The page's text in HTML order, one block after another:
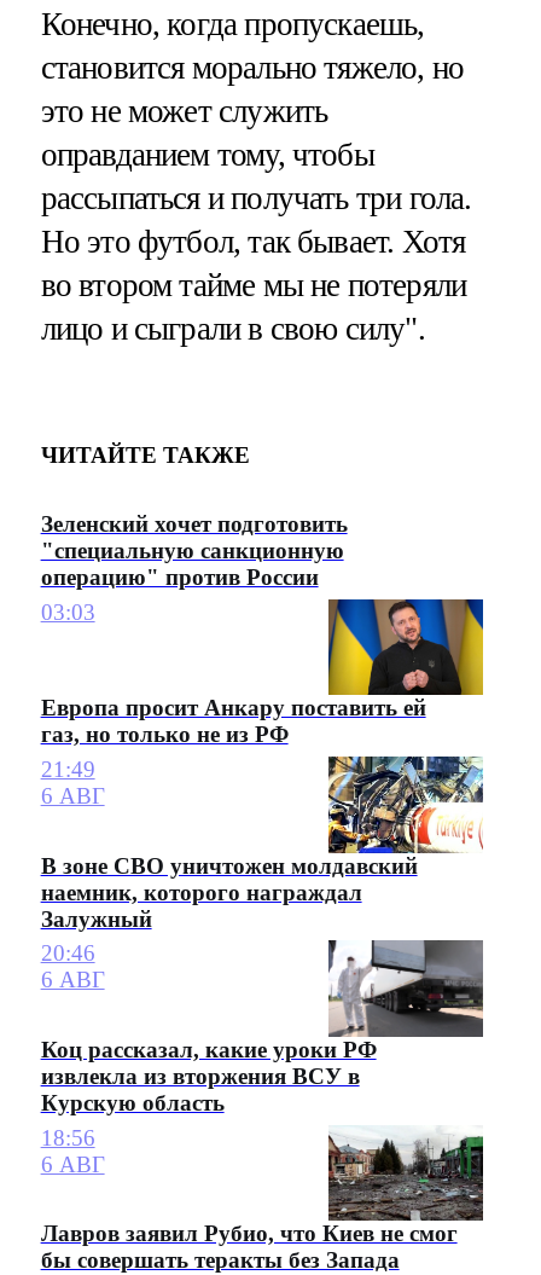
Конечно, когда пропускаешь,
становится морально тяжело, но
это не может служить
оправданием тому, чтобы
рассыпаться и получать три гола.
Но это футбол, так бывает. Хотя
во втором тайме мы не потеряли
лицо и сыграли в свою силу".
ЧИТАЙТЕ ТАКЖЕ
Зеленский хочет подготовить
"специальную санкционную
операцию" против России
03:03
Европа просит Анкару поставить ей
газ, но только не из РФ
21:49
6 АВГ
В зоне СВО уничтожен молдавский
наемник, которого награждал
Залужный
20:46
6 АВГ
Коц рассказал, какие уроки РФ
извлекла из вторжения ВСУ в
Курскую область
18:56
6 АВГ
Лавров заявил Рубио, что Киев не смог
бы совершать теракты без Запада